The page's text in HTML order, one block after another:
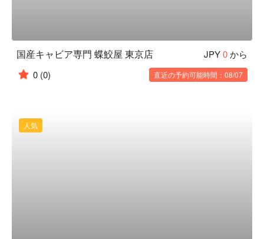
国産キャビア専門 蝶鮫屋 東京店 JPY0から
0 (0) 直近の予約可能時間：08/07
人気